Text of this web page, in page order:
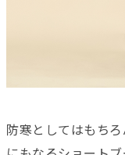
防寒としてはもち